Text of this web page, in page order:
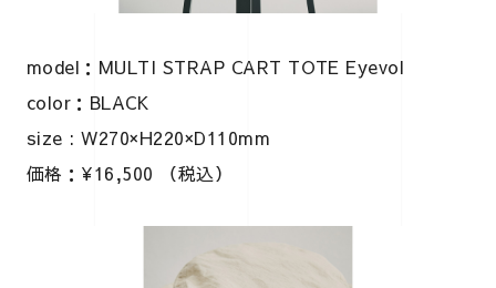
model：MULTI STRAP CART TOTE Eyevol
color：BLACK
size : W270×H220×D110mm
価格：¥16,500 （税込）